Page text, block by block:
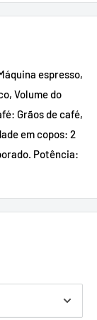
espresso,
Volume do
Grãos de café,
em copos: 2
Potência: